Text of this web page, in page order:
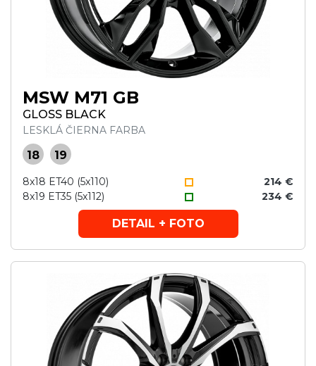
MSW M71 GB
GLOSS BLACK
LESKLÁ ČIERNA FARBA
18 19
8x18 ET40 (5x110)
214 €
8x19 ET35 (5x112)
234 €
DETAIL + FOTO